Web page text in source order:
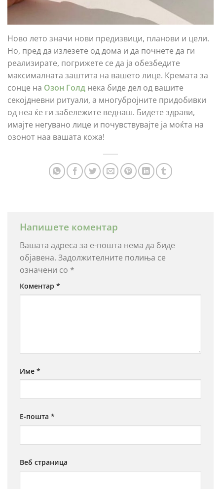
Ново лето значи нови предизвици, планови и цели.
Но, пред да излезете од дома и да почнете да ги
реализирате, погрижете се да ја обезбедите
максималната заштита на вашето лице. Кремата за
сонце на Озон Голд нека биде дел од вашите
секојдневни ритуали, а многубројните придобивки
од неа ќе ги забележите веднаш. Бидете здрави,
имајте негувано лице и почувствувајте ја моќта на
озонот наа вашата кожа!
Напишете коментар
Вашата адреса за е-пошта нема да биде
објавена. Задолжителните полиња се
означени со *
Коментар *
Име *
Е-пошта *
Веб страница